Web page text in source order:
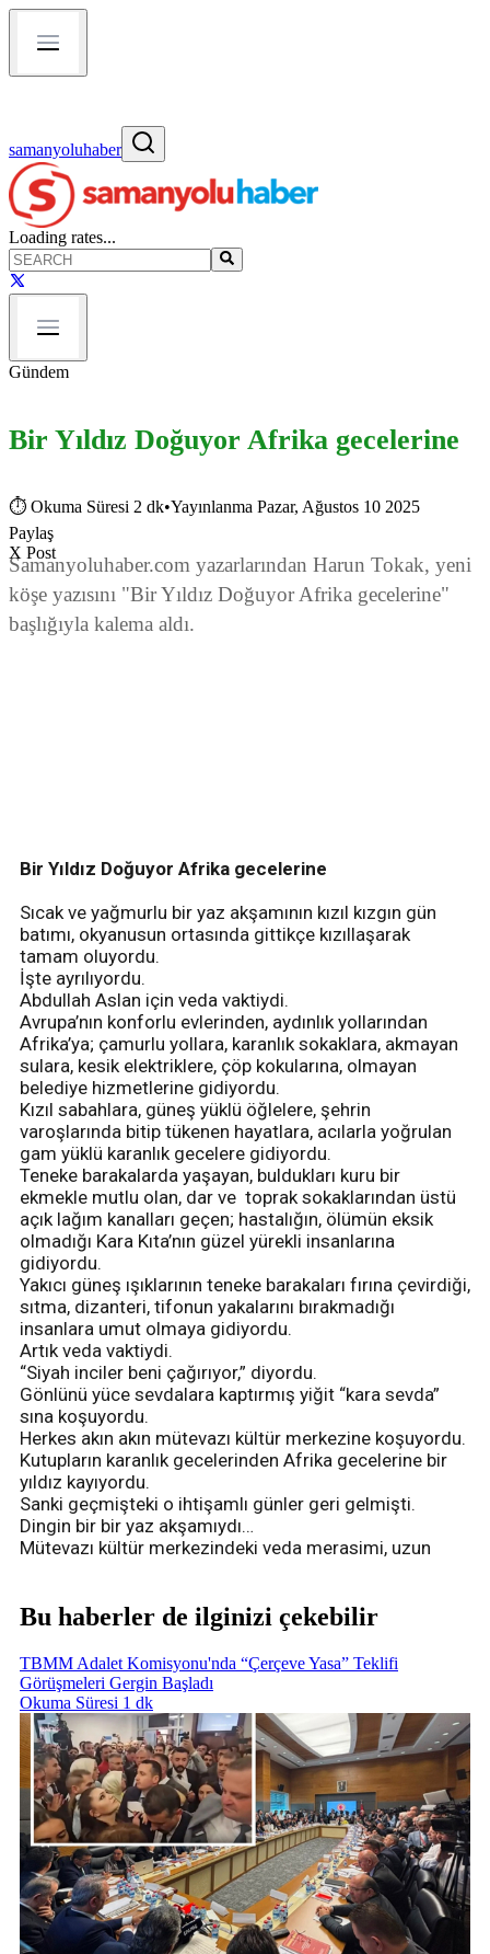
samanyoluhaber
Loading rates...
Gündem
Bir Yıldız Doğuyor Afrika gecelerine
⏱ Okuma Süresi 2 dk•Yayınlanma Pazar, Ağustos 10 2025
Paylaş
X Post
Samanyoluhaber.com yazarlarından Harun Tokak, yeni
köşe yazısını "Bir Yıldız Doğuyor Afrika gecelerine"
başlığıyla kalema aldı.
Bir Yıldız Doğuyor Afrika gecelerine
Sıcak ve yağmurlu bir yaz akşamının kızıl kızgın gün
batımı, okyanusun ortasında gittikçe kızıllaşarak
tamam oluyordu.
İşte ayrılıyordu.
Abdullah Aslan için veda vaktiydi.
Avrupa’nın konforlu evlerinden, aydınlık yollarından
Afrika’ya; çamurlu yollara, karanlık sokaklara, akmayan
sulara, kesik elektriklere, çöp kokularına, olmayan
belediye hizmetlerine gidiyordu.
Kızıl sabahlara, güneş yüklü öğlelere, şehrin
varoşlarında bitip tükenen hayatlara, acılarla yoğrulan
gam yüklü karanlık gecelere gidiyordu.
Teneke barakalarda yaşayan, buldukları kuru bir
ekmekle mutlu olan, dar ve toprak sokaklarından üstü
açık lağım kanalları geçen; hastalığın, ölümün eksik
olmadığı Kara Kıta’nın güzel yürekli insanlarına
gidiyordu.
Yakıcı güneş ışıklarının teneke barakaları fırına çevirdiği,
sıtma, dizanteri, tifonun yakalarını bırakmadığı
insanlara umut olmaya gidiyordu.
Artık veda vaktiydi.
“Siyah inciler beni çağırıyor,” diyordu.
Gönlünü yüce sevdalara kaptırmış yiğit “kara sevda”
sına koşuyordu.
Herkes akın akın mütevazı kültür merkezine koşuyordu.
Kutupların karanlık gecelerinden Afrika gecelerine bir
yıldız kayıyordu.
Sanki geçmişteki o ihtişamlı günler geri gelmişti.
Dingin bir bir yaz akşamıydı…
Mütevazı kültür merkezindeki veda merasimi, uzun
Bu haberler de ilginizi çekebilir
TBMM Adalet Komisyonu'nda “Çerçeve Yasa” Teklifi
Görüşmeleri Gergin Başladı
Okuma Süresi 1 dk